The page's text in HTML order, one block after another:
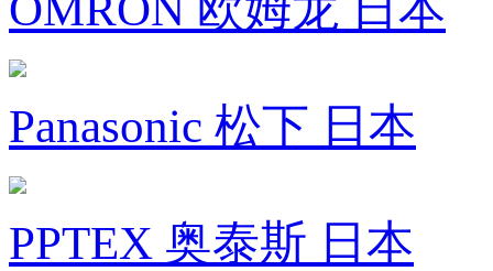
Panasonic 松下 日本
PPTEX 奥泰斯 日本